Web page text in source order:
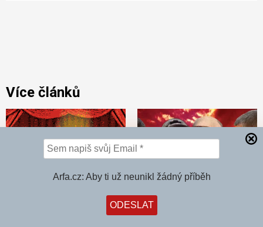
Arfa.cz: Aby ti už neunikl žádný příběh
Více článků
PŘÍBĚHY